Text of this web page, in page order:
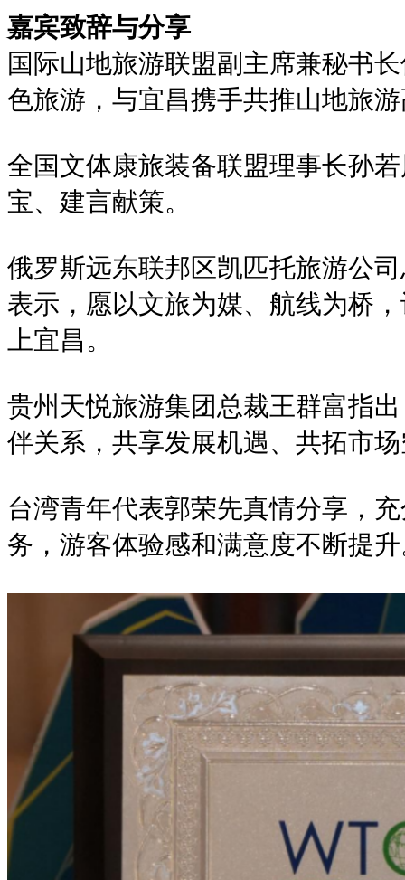
嘉宾致辞与分享
国际山地旅游联盟副主席兼秘书
色旅游，与宜昌携手共推山地旅
全国文体康旅装备联盟理事长孙
宝、建言献策。
俄罗斯远东联邦区凯匹托旅游公
表示，愿以文旅为媒、航线为桥
上宜昌。
贵州天悦旅游集团总裁王群富指
伴关系，共享发展机遇、共拓市
台湾青年代表郭荣先真情分享，
务，游客体验感和满意度不断提